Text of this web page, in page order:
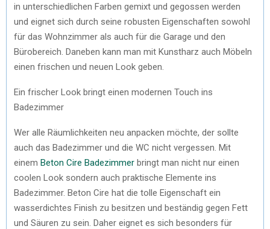
in unterschiedlichen Farben gemixt und gegossen werden
und eignet sich durch seine robusten Eigenschaften sowohl
für das Wohnzimmer als auch für die Garage und den
Bürobereich. Daneben kann man mit Kunstharz auch Möbeln
einen frischen und neuen Look geben.
Ein frischer Look bringt einen modernen Touch ins
Badezimmer
Wer alle Räumlichkeiten neu anpacken möchte, der sollte
auch das Badezimmer und die WC nicht vergessen. Mit
einem Beton Cire Badezimmer bringt man nicht nur einen
coolen Look sondern auch praktische Elemente ins
Badezimmer. Beton Cire hat die tolle Eigenschaft ein
wasserdichtes Finish zu besitzen und beständig gegen Fett
und Säuren zu sein. Daher eignet es sich besonders für